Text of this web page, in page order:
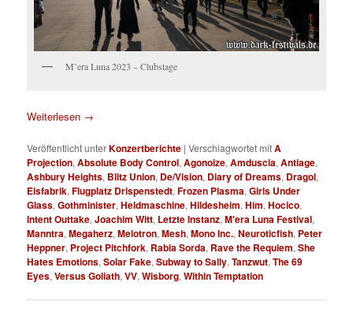
M’era Luna 2023 – Clubstage
Weiterlesen →
Veröffentlicht unterKonzertberichte |Verschlagwortet mitA
Projection,Absolute Body Control,Agonoize,Amduscia,Antiage,
Ashbury Heights, Blitz Union, De/Vision, Diary of Dreams, Dragol,
Eisfabrik,Flugplatz Drispenstedt,Frozen Plasma,Girls Under
Glass,Gothminister,Heldmaschine,Hildesheim,Him,Hocico,
Intent Outtake,Joachim Witt, Letzte Instanz,M'era Luna Festival,
Manntra,Megaherz,Melotron,Mesh,Mono Inc.,Neuroticfish, Peter
Heppner, Project Pitchfork, Rabia Sorda, Rave the Requiem,She
Hates Emotions,Solar Fake,Subway to Sally,Tanzwut,The 69
Eyes,Versus Goliath,VV,Wisborg,Within Temptation